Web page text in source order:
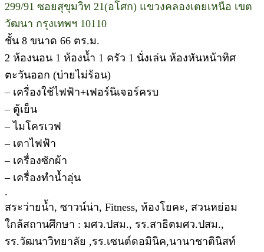
299/91 ซอยสุขุมวิท 21(อโศก) แขวงคลองเตยเหนือ เขต
วัฒนา กรุงเทพฯ 10110
ชั้น 8 ขนาด 66 ตร.ม.
2 ห้องนอน 1 ห้องน้ำ 1 ครัว 1 นั่งเล่น ห้องหันหน้าทิศ
ตะวันออก (บ่ายไม่ร้อน)
– เครื่องใช้ไฟฟ้า+เฟอร์นิเจอร์ครบ
– ตู้เย็น
– ไมโครเวฟ
– เตาไฟฟ้า
– เครื่องซักผ้า
– เครื่องทำน้ำอุ่น
.
สระว่ายน้ำ, ซาวน์น่า, Fitness, ห้องโยคะ, สวนหย่อม
ใกล้สถานศึกษา : มศว.ปสม., รร.สาธิตมศว.ปสม.,
รร.วัฒนาวิทยาลัย ,รร.เซนต์ดอมินิค,นานาชาตินิสท์